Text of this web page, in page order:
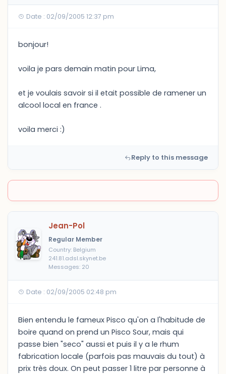
Date : 02/09/2005 12:37 pm
bonjour!
voila je pars demain matin pour Lima,
et je voulais savoir si il etait possible de ramener un
alcool local en france .
voila merci :)
Reply to this message
Jean-Pol
Regular Member
Country: Belgium
241.81.adsl.skynet.be
Messages: 20
Date : 02/09/2005 02:48 pm
Bien entendu le fameux Pisco qu'on a l'habitude de
boire quand on prend un Pisco Sour, mais qui
passe bien "seco" aussi et puis il y a le rhum
fabrication locale (parfois pas mauvais du tout) à
prix très doux. On peut passer 1 litre par personne à